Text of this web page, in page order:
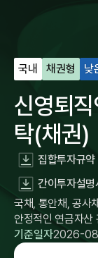
국내 채권형 낮
신영퇴
탁(채권)
국채, 통안채, 공사
안정적인 연금자산
기준일자2026-
집합투자규약
간이투자설명